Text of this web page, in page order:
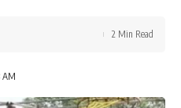
AM
2 Min Read